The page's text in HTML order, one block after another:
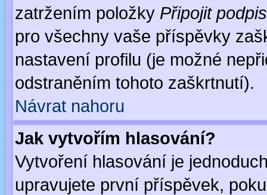
zatržením položky Připojit podpis
pro všechny vaše příspěvky
nastavení profilu (je možné
odstraněním tohoto zaškrtnutí).
Návrat nahoru
Jak vytvořím hlasování?
Vytvoření hlasování je
upravujete první příspěvek,